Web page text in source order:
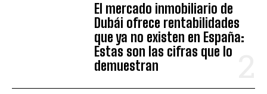
El mercado inmobiliario de
Dubái ofrece rentabilidades
que ya no existen en España:
Estas son las cifras que lo
demuestran